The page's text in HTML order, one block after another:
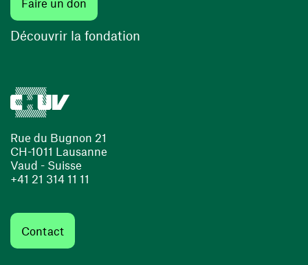
Rue du Bugnon 21
CH-1011 Lausanne
Vaud - Suisse
+41 21 314 11 11
Contact
Faire un don
Découvrir la fondation